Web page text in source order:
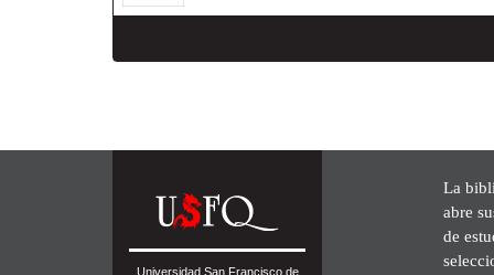
Universidad San Francisco de
La
abre
de